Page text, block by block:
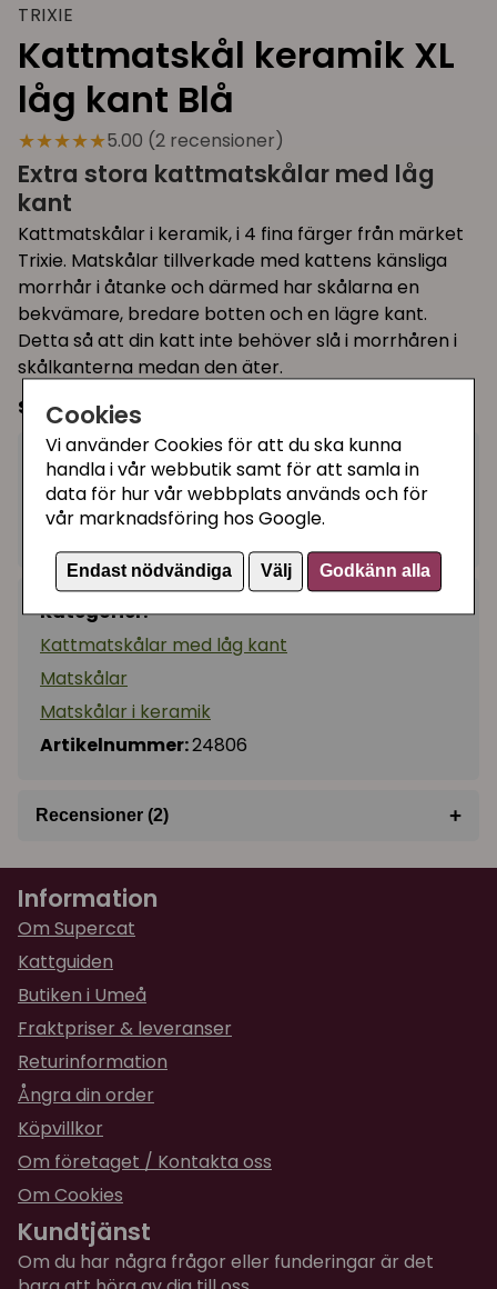
Cookies
Vi använder Cookies för att du ska kunna
handla i vår webbutik samt för att samla in
data för hur vår webbplats används och för
vår marknadsföring hos Google.
Endast nödvändiga Välj Godkänn alla
TRIXIE
Kattmatskål keramik XL
låg kant Blå
★★★★★5.00 (2 recensioner)
Extra stora kattmatskålar med låg
kant
Kattmatskålar i keramik, i 4 fina färger från märket
Trixie. Matskålar tillverkade med kattens känsliga
morrhår i åtanke och därmed har skålarna en
bekvämare, bredare botten och en lägre kant.
Detta så att din katt inte behöver slå i morrhåren i
skålkanterna medan den äter.
Storlek:0,35 l / ø 18 cm
99 kr − + Köp
I lager, leveranstid 1-3 vardagar
Kategorier:
Kattmatskålar med låg kant
Matskålar
Matskålar i keramik
Artikelnummer:24806
Recensioner (2) +
Annika
för 7 månader sedan
★★★★★
Superfin :)
Nienna
för 2 år sedan
Leveranstid som utlovat. Välpackade varor
(skålar i keramik/porslin).
Information
Om Supercat
Kattguiden
Butiken i Umeå
Fraktpriser & leveranser
Returinformation
Ångra din order
Köpvillkor
Om företaget / Kontakta oss
Om Cookies
Kundtjänst
Om du har några frågor eller funderingar är det